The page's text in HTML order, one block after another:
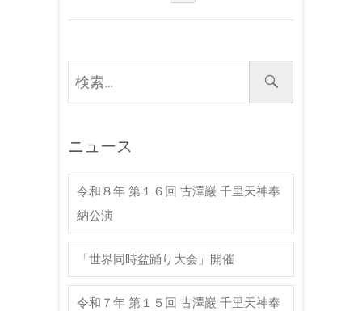
…
ニュース
令和８年 第１６回 古澤巖 千里天神奉
納公演
「世界同時盆踊り大会」開催
令和７年 第１５回 古澤巖 千里天神奉